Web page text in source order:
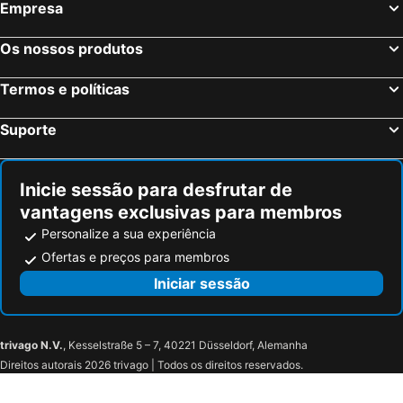
Yas Plaza Marina By Ihg
Emirates Plaza Hotel
Empresa
Os nossos produtos
Termos e políticas
Suporte
Inicie sessão para desfrutar de
vantagens exclusivas para membros
Personalize a sua experiência
Ofertas e preços para membros
Iniciar sessão
trivago N.V., Kesselstraße 5 – 7, 40221 Düsseldorf, Alemanha
Direitos autorais 2026 trivago | Todos os direitos reservados.